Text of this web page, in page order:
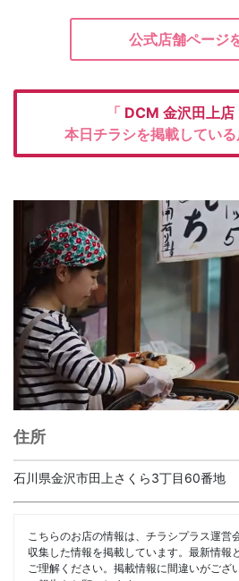
公式店舗ページ
「 DCM 金沢田上店
本日チラシを掲載している
住所
石川県金沢市田上さくら3丁目60番地
こちらのお店の情報は、チラシプラス運営
収集した情報を掲載しています。最新情報
ご理解ください。掲載情報に間違いがござ